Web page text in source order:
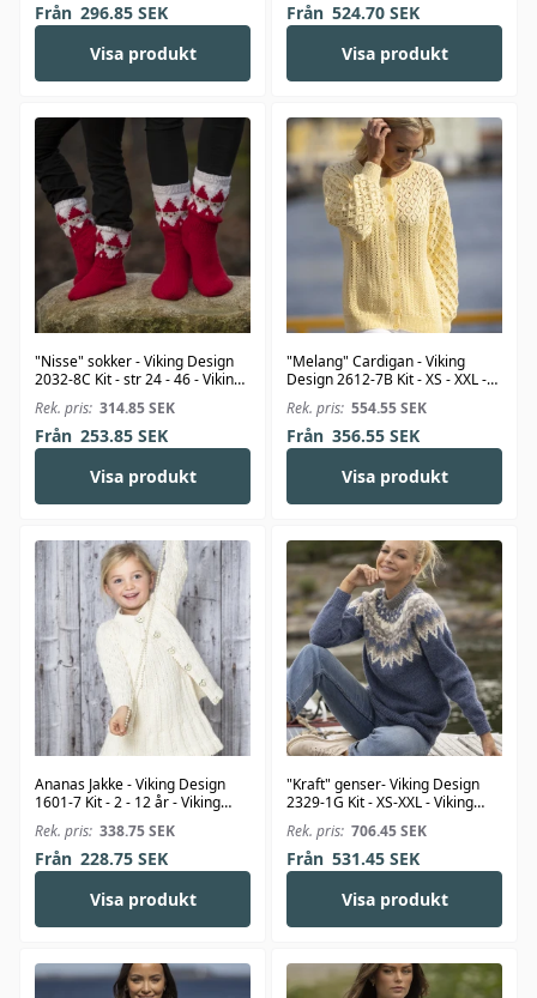
Från 296.85SEK
Visa produkt
Från 524.70SEK
Visa produkt
"Nisse" sokker - Viking Design
2032-8C Kit - str 24 - 46 - Viking
Alpaca Storm
Rek. pris: 314.85SEK
Från 253.85SEK
Visa produkt
"Melang" Cardigan - Viking
Design 2612-7B Kit - XS - XXL -
Viking Bambino
Rek. pris: 554.55SEK
Från 356.55SEK
Visa produkt
Ananas Jakke - Viking Design
1601-7 Kit - 2 - 12 år - Viking
Bjørk
Rek. pris: 338.75SEK
Från 228.75SEK
Visa produkt
"Kraft" genser- Viking Design
2329-1G Kit - XS-XXL - Viking
Wool
Rek. pris: 706.45SEK
Från 531.45SEK
Visa produkt